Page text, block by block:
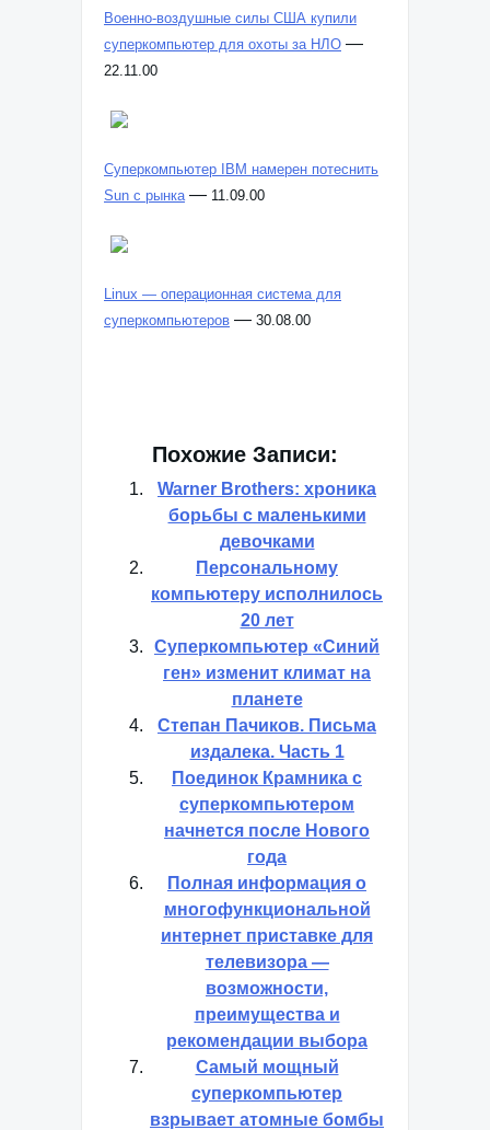
Военно-воздушные силы США купили
суперкомпьютер для охоты за НЛО —
22.11.00
Суперкомпьютер IBM намерен потеснить
Sun с рынка — 11.09.00
Linux — операционная система для
суперкомпьютеров — 30.08.00
Похожие Записи:
Warner Brothers: хроника
борьбы с маленькими
девочками
Персональному
компьютеру исполнилось
20 лет
Суперкомпьютер «Синий
ген» изменит климат на
планете
Степан Пачиков. Письма
издалека. Часть 1
Поединок Крамника с
суперкомпьютером
начнется после Нового
года
Полная информация о
многофункциональной
интернет приставке для
телевизора —
возможности,
преимущества и
рекомендации выбора
Самый мощный
суперкомпьютер
взрывает атомные бомбы